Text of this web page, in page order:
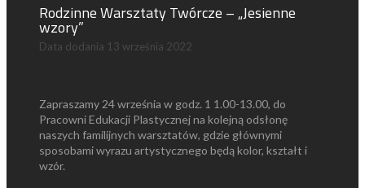
Rodzinne Warsztaty Twórcze – „Jesienne
wzory”
Data dodania 13 września 2022
Zapraszamy 24 września w godz. 1 1.00-13.00, do
Pracowni Edukacji Plastycznej na kolejną odsłonę
naszych familijnych warsztatów, gdzie głównymi
sposobami wyrazu artystycznego będą kolor, kształt i
wzór.